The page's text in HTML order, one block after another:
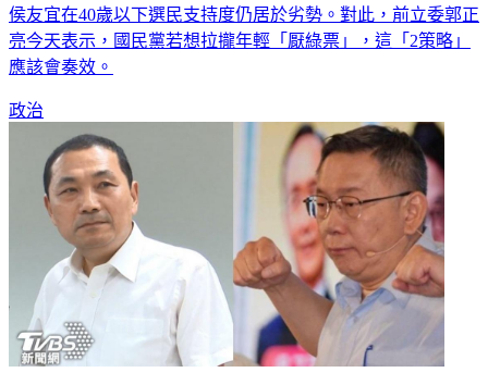
侯友宜在40歲以下選民支持度仍居於劣勢。對此，前立委郭正
亮今天表示，國民黨若想拉攏年輕「厭綠票」，這「2策略」
應該會奏效。
政治